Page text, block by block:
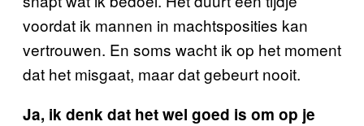
voordat ik mannen in machtsposities kan
vertrouwen. En soms wacht ik op het moment
dat het misgaat, maar dat gebeurt nooit.
Ja, ik denk dat het wel goed is om op je